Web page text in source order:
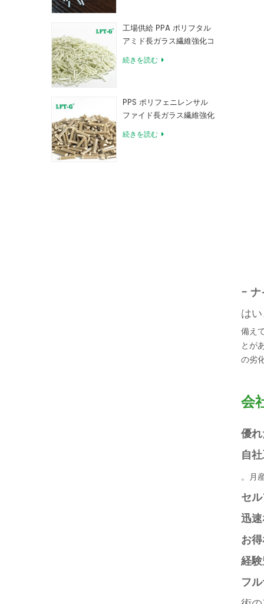
工場供給 PPA ポリフタル
アミド長ガラス繊維強化コ
ンパウンド
続きを読む
PPS ポリフェニレンサル
ファイド長ガラス繊維強化
コンパウンド
続きを読む
-
は
備え
とが
の劣
会
優
自
。月
セ
迅
お
経
フ